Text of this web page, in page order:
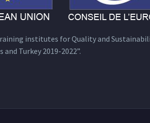
institutes for Quality and
Turkey 2019-2022”.